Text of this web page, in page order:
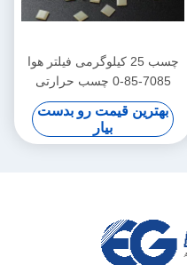
چسب 25 کیلوگرمی فیلتر هوا
7085-85-0 چسب حرارتی
مبتنی بر EVA
بهترین قیمت رو بدست
بیار